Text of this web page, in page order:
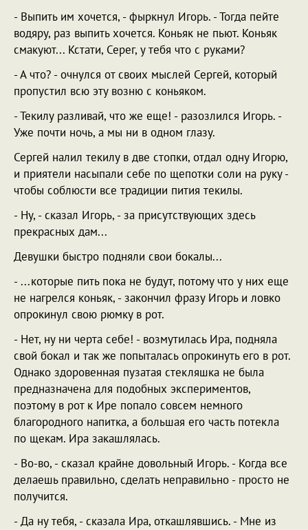
- Выпить им хочется, - фыркнул Игорь. - Тогда пейте
водяру, раз выпить хочется. Коньяк не пьют. Коньяк
смакуют... Кстати, Серег, у тебя что с руками?
- А что? - очнулся от своих мыслей Сергей, который
пропустил всю эту возню с коньяком.
- Текилу разливай, что же еще! - разозлился Игорь. -
Уже почти ночь, а мы ни в одном глазу.
Сергей налил текилу в две стопки, отдал одну Игорю,
и приятели насыпали себе по щепотки соли на руку -
чтобы соблюсти все традиции пития текилы.
- Ну, - сказал Игорь, - за присутствующих здесь
прекрасных дам...
Девушки быстро подняли свои бокалы...
- ...которые пить пока не будут, потому что у них еще
не нагрелся коньяк, - закончил фразу Игорь и ловко
опрокинул свою рюмку в рот.
- Нет, ну ни черта себе! - возмутилась Ира, подняла
свой бокал и так же попыталась опрокинуть его в рот.
Однако здоровенная пузатая стекляшка не была
предназначена для подобных экспериментов,
поэтому в рот к Ире попало совсем немного
благородного напитка, а большая его часть потекла
по щекам. Ира закашлялась.
- Во-во, - сказал крайне довольный Игорь. - Когда все
делаешь правильно, сделать неправильно - просто не
получится.
- Да ну тебя, - сказала Ира, откашлявшись. - Мне из